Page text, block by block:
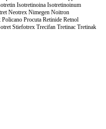
Isotretinoina Isotretinoinum
Neotrex Nimegen Noitron
Procuta Retinide Retnol
Stiefotrex Trecifan Tretinac Tretinak